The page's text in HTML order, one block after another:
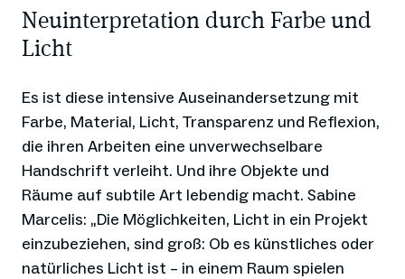
Neuinterpretation durch Farbe und
Licht
Es ist diese intensive Auseinandersetzung mit
Farbe, Material, Licht, Transparenz und Reflexion,
die ihren Arbeiten eine unverwechselbare
Handschrift verleiht. Und ihre Objekte und
Räume auf subtile Art lebendig macht. Sabine
Marcelis: „Die Möglichkeiten, Licht in ein Projekt
einzubeziehen, sind groß: Ob es künstliches oder
natürliches Licht ist – in einem Raum spielen